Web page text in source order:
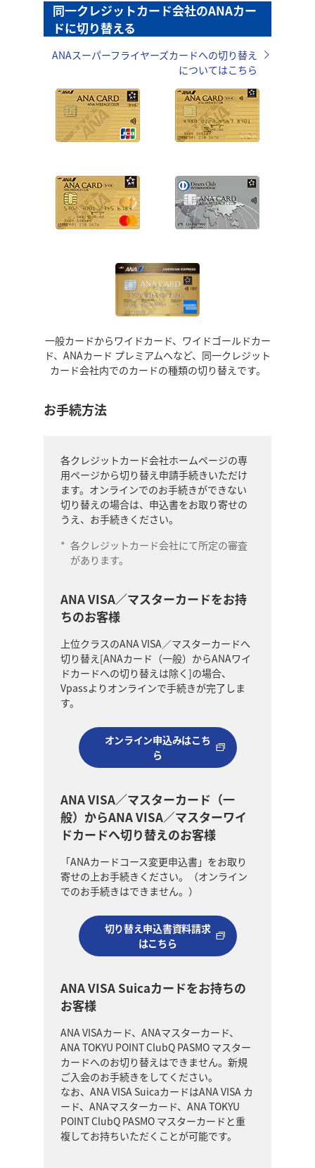
同一クレジットカード会社のANAカー
ドに切り替える
ANAスーパーフライヤーズカードへの切り替え
についてはこちら
一般カードからワイドカード、ワイドゴールドカー
ド、ANAカード プレミアムへなど、同一クレジット
カード会社内でのカードの種類の切り替えです。
お手続方法
各クレジットカード会社ホームページの専
用ページから切り替え申請手続きいただけ
ます。オンラインでのお手続きができない
切り替えの場合は、申込書をお取り寄せの
うえ、お手続きください。
* 各クレジットカード会社にて所定の審査
があります。
ANA VISA／マスターカードをお持
ちのお客様
上位クラスのANA VISA／マスターカードへ
切り替え[ANAカード（一般）からANAワイ
ドカードへの切り替えは除く]の場合、
Vpassよりオンラインで手続きが完了しま
す。
オンライン申込みはこち
ら
ANA VISA／マスターカード（一
般）からANA VISA／マスターワイ
ドカードへ切り替えのお客様
「ANAカードコース変更申込書」をお取り
寄せの上お手続きください。（オンライン
でのお手続きはできません。）
切り替え申込書資料請求
はこちら
ANA VISA Suicaカードをお持ちの
お客様
ANA VISAカード、ANAマスターカード、
ANA TOKYU POINT ClubQ PASMO マスター
カードへのお切り替えはできません。新規
ご入会のお手続きをしてください。
なお、ANA VISA SuicaカードはANA VISA カ
ード、ANAマスターカード、ANA TOKYU
POINT ClubQ PASMO マスターカードと重
複してお持ちいただくことが可能です。